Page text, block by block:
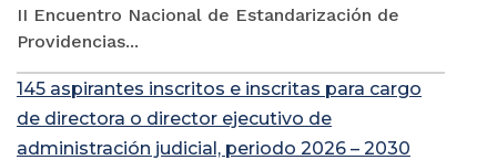
II Encuentro Nacional de Estandarización de
Providencias...
145 aspirantes inscritos e inscritas para cargo
de directora o director ejecutivo de
administración judicial, periodo 2026 – 2030